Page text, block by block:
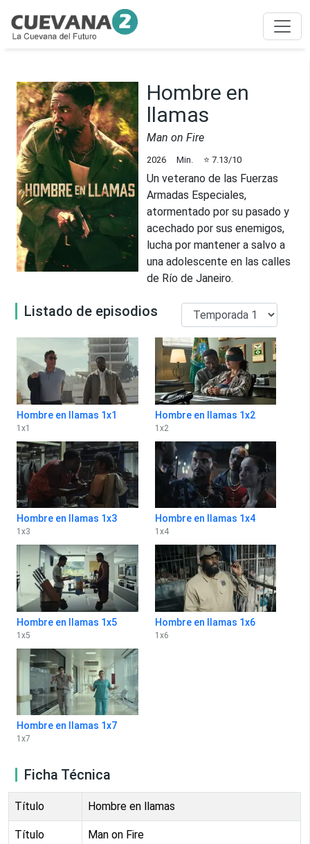
Hombre en
llamas
Man on Fire
2026 Min. ⭐ 7.13/10
Un veterano de las Fuerzas
Armadas Especiales,
atormentado por su pasado y
acechado por sus enemigos,
lucha por mantener a salvo a
una adolescente en las calles
de Río de Janeiro.
Listado de episodios
Hombre en llamas 1x1
1 x1
Hombre en llamas 1x2
1 x2
Hombre en llamas 1x3
1 x3
Hombre en llamas 1x4
1 x4
Hombre en llamas 1x5
1 x5
Hombre en llamas 1x6
1 x6
Hombre en llamas 1x7
1 x7
Ficha Técnica
Título Hombre en llamas
Título
Man on Fire